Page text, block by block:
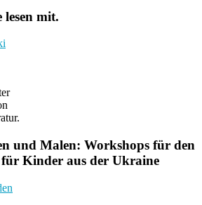
mit.
und Malen: Workshops für den
Kinder aus der Ukraine